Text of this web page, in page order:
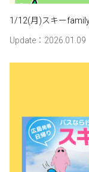
1/12(月)スキーfamily
Update：2026.01.09